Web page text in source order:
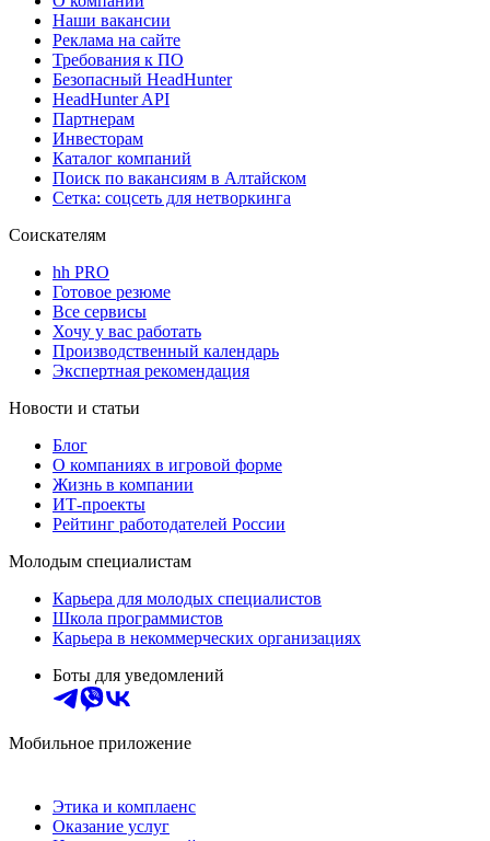
Наши вакансии
Реклама на сайте
Требования к ПО
Безопасный HeadHunter
HeadHunter API
Партнерам
Инвесторам
Каталог компаний
Поиск по вакансиям в Алтайском
Сетка: соцсеть для нетворкинга
Соискателям
hh PRO
Готовое резюме
Все сервисы
Хочу у вас работать
Производственный календарь
Экспертная рекомендация
Новости и статьи
Блог
О компаниях в игровой форме
Жизнь в компании
ИТ-проекты
Рейтинг работодателей России
Молодым специалистам
Карьера для молодых специалистов
Школа программистов
Карьера в некоммерческих организациях
Боты для уведомлений
Мобильное приложение
Этика и комплаенс
Оказание услуг